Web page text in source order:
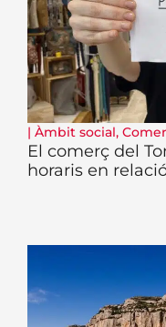
| Àmbit social,
El comerç del
horaris en